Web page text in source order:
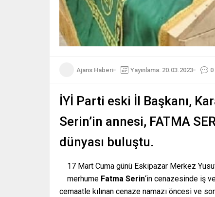
Ajans Haberi Yayınlama: 20.03.2023 0
İYİ Parti eski İl Başkanı,
Serin’in annesi, FATMA
dünyası buluştu.
17 Mart Cuma günü Eskipazar Merkez
merhume Fatma Serin‘in cenazesinde iş
cemaatle kılınan cenaze namazı öncesi ve